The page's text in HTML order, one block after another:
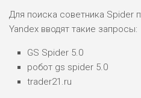
Для поиска советника Spider
Yandex вводят такие запросы:
GS Spider 5.0
робот gs spider 5.0
trader21.ru